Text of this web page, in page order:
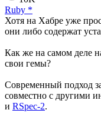
Ruby *
Хотя на Хабре уже
они либо содержат
Как же на самом деле
свои гемы?
Современный подход
совместно с другими
и RSpec-2.